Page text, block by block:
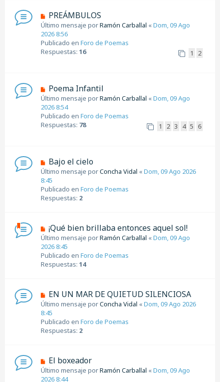
s
a
j
e
N
u
e
v
o
s
a
j
e
PREÁMBULOS
Último mensaje porRamón Carballal «Dom, 09 Ago
2026 8:56
Publicado en Foro de Poemas
Respuestas: 16 1 2
N
u
e
v
o
s
a
j
e
Poema Infantil
Último mensaje porRamón Carballal «Dom, 09 Ago
2026 8:54
Publicado en Foro de Poemas
Respuestas: 78 1 2 3 4 5 6
N
u
e
v
o
s
a
j
e
Bajo el cielo
Último mensaje porConcha Vidal «Dom, 09 Ago 2026
8:45
Publicado en Foro de Poemas
Respuestas: 2
N
u
e
v
o
s
a
j
e
¡Qué bien brillaba entonces aquel sol!
Último mensaje porRamón Carballal «Dom, 09 Ago
2026 8:45
Publicado en Foro de Poemas
Respuestas: 14
N
u
e
v
o
s
a
EN UN MAR DE QUIETUD SILENCIOSA
Último mensaje porConcha Vidal «Dom, 09 Ago 2026
8:45
Publicado en Foro de Poemas
Respuestas: 2
N
u
e
El boxeador
Último mensaje porRamón Carballal «Dom, 09 Ago
2026 8:44